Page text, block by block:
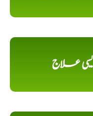
علاج